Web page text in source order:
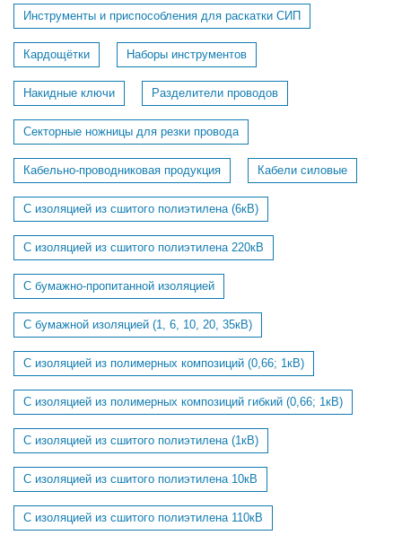
Инструменты и приспособления для раскатки СИП
Кардощётки Наборы инструментов
Накидные ключи Разделители проводов
Секторные ножницы для резки провода
Кабельно-проводниковая продукция Кабели силовые
С изоляцией из сшитого полиэтилена (6кВ)
С изоляцией из сшитого полиэтилена 220кВ
С бумажно-пропитанной изоляцией
С бумажной изоляцией (1, 6, 10, 20, 35кВ)
С изоляцией из полимерных композиций (0,66; 1кВ)
С изоляцией из полимерных композиций гибкий (0,66; 1кВ)
С изоляцией из сшитого полиэтилена (1кВ)
С изоляцией из сшитого полиэтилена 10кВ
С изоляцией из сшитого полиэтилена 110кВ